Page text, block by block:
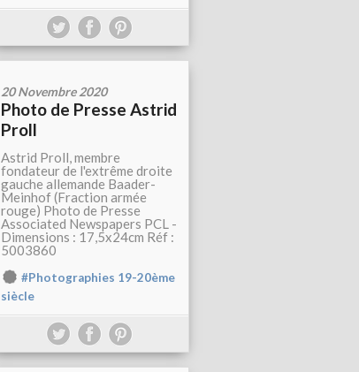
20 Novembre 2020
Photo de Presse Astrid
Proll
Astrid Proll, membre
fondateur de l'extrême droite
gauche allemande Baader-
Meinhof (Fraction armée
rouge) Photo de Presse
Associated Newspapers PCL -
Dimensions : 17,5x24cm Réf :
5003860
#Photographies 19-20ème
siècle